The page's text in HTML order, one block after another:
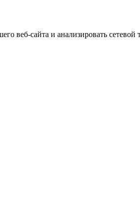
веб-сайта и анализировать сетевой